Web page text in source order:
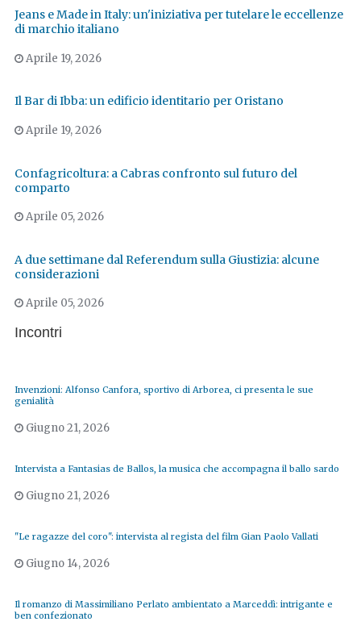
Jeans e Made in Italy: un'iniziativa per tutelare le eccellenze
di marchio italiano
Aprile 19, 2026
Il Bar di Ibba: un edificio identitario per Oristano
Aprile 19, 2026
Confagricoltura: a Cabras confronto sul futuro del
comparto
Aprile 05, 2026
A due settimane dal Referendum sulla Giustizia: alcune
considerazioni
Aprile 05, 2026
Incontri
Invenzioni: Alfonso Canfora, sportivo di Arborea, ci presenta le sue
genialità
Giugno 21, 2026
Intervista a Fantasias de Ballos, la musica che accompagna il ballo sardo
Giugno 21, 2026
"Le ragazze del coro": intervista al regista del film Gian Paolo Vallati
Giugno 14, 2026
Il romanzo di Massimiliano Perlato ambientato a Marceddì: intrigante e
ben confezionato